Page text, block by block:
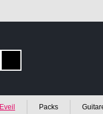
Eveil Packs